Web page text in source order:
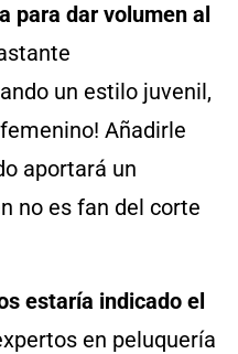
para dar volumen al
un estilo juvenil,
Añadirle
aportará un
no es fan del corte
estaría indicado el
en peluquería